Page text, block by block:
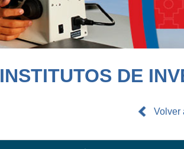
INSTITUTOS DE
Volver